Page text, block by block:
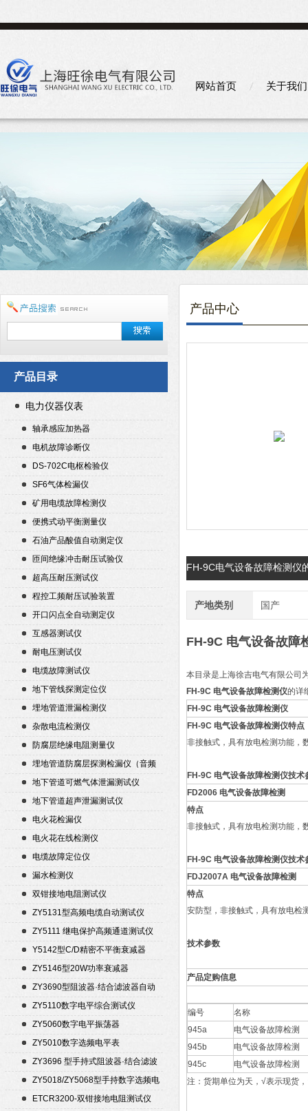
网站首页 关于我们
产品目录
电力仪器仪表
轴承感应加热器
电机故障诊断仪
DS-702C电枢检验仪
SF6气体检漏仪
矿用电缆故障检测仪
便携式动平衡测量仪
石油产品酸值自动测定仪
匝间绝缘冲击耐压试验仪
超高压耐压测试仪
程控工频耐压试验装置
开口闪点全自动测定仪
互感器测试仪
耐电压测试仪
电缆故障测试仪
地下管线探测定位仪
埋地管道泄漏检测仪
杂散电流检测仪
防腐层绝缘电阻测量仪
埋地管道防腐层探测检漏仪（音频
检漏仪）
地下管道可燃气体泄漏测试仪
地下管道超声泄漏测试仪
电火花检漏仪
电火花在线检测仪
电缆故障定位仪
漏水检测仪
双钳接地电阻测试仪
ZY5131型高频电缆自动测试仪
ZY5111 继电保护高频通道测试仪
Y5142型C/D精密不平衡衰减器
（50Ω）
ZY5146型20W功率衰减器
ZY3690型阻波器·结合滤波器自动
测试仪
ZY5110数字电平综合测试仪
ZY5060数字电平振荡器
ZY5010数字选频电平表
ZY3696 型手持式阻波器·结合滤波
器自动测试仪
ZY5018/ZY5068型手持数字选频电
平表/电平振荡器
ETCR3200-双钳接地电阻测试仪
产品中心
FH-9C电气设备故障检测仪
产地类别 国产
FH-9C 电气设备故障
本目录是上海徐吉电气有限公司
FH-9C 电气设备故障检测仪的详
FH-9C 电气设备故障检测仪
FH-9C 电气设备故障检测仪特点
非接触式，具有放电检测功能，
FH-9C 电气设备故障检测仪技术
FD2006 电气设备故障检测
特点
非接触式，具有放电检测功能，
FH-9C 电气设备故障检测仪技术
FDJ2007A 电气设备故障检测
特点
安防型，非接触式，具有放电检
技术参数
产品定购信息
编号
名称
945a
电气设备故障检测
945b
电气设备故障检测
945c
电气设备故障检测
注：货期单位为天，√表示现货